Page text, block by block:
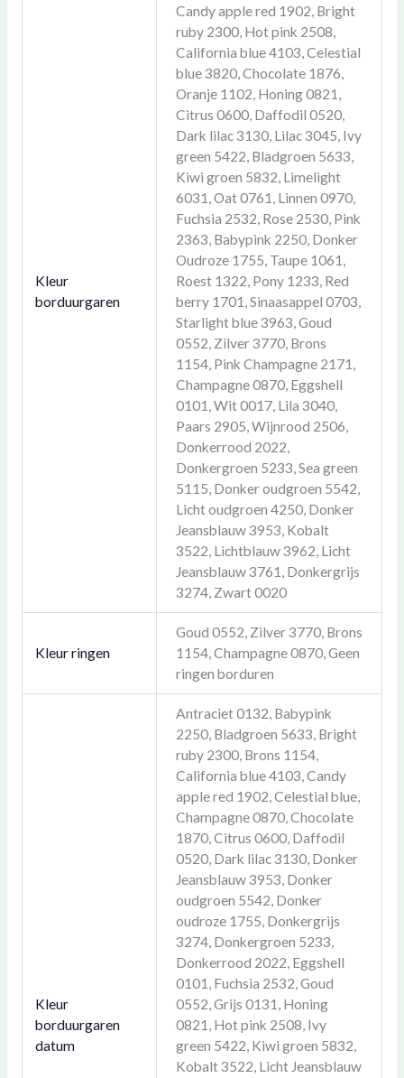
Kleur
borduurgaren
Candy apple red 1902, Bright
ruby 2300, Hot pink 2508,
California blue 4103, Celestial
blue 3820, Chocolate 1876,
Oranje 1102, Honing 0821,
Citrus 0600, Daffodil 0520,
Dark lilac 3130, Lilac 3045, Ivy
green 5422, Bladgroen 5633,
Kiwi groen 5832, Limelight
6031, Oat 0761, Linnen 0970,
Fuchsia 2532, Rose 2530, Pink
2363, Babypink 2250, Donker
Oudroze 1755, Taupe 1061,
Roest 1322, Pony 1233, Red
berry 1701, Sinaasappel 0703,
Starlight blue 3963, Goud
0552, Zilver 3770, Brons
1154, Pink Champagne 2171,
Champagne 0870, Eggshell
0101, Wit 0017, Lila 3040,
Paars 2905, Wijnrood 2506,
Donkerrood 2022,
Donkergroen 5233, Sea green
5115, Donker oudgroen 5542,
Licht oudgroen 4250, Donker
Jeansblauw 3953, Kobalt
3522, Lichtblauw 3962, Licht
Jeansblauw 3761, Donkergrijs
3274, Zwart 0020
Kleur ringen
Goud 0552, Zilver 3770, Brons
1154, Champagne 0870, Geen
ringen borduren
Kleur
borduurgaren
datum
Antraciet 0132, Babypink
2250, Bladgroen 5633, Bright
ruby 2300, Brons 1154,
California blue 4103, Candy
apple red 1902, Celestial blue,
Champagne 0870, Chocolate
1870, Citrus 0600, Daffodil
0520, Dark lilac 3130, Donker
Jeansblauw 3953, Donker
oudgroen 5542, Donker
oudroze 1755, Donkergrijs
3274, Donkergroen 5233,
Donkerrood 2022, Eggshell
0101, Fuchsia 2532, Goud
0552, Grijs 0131, Honing
0821, Hot pink 2508, Ivy
green 5422, Kiwi groen 5832,
Kobalt 3522, Licht Jeansblauw